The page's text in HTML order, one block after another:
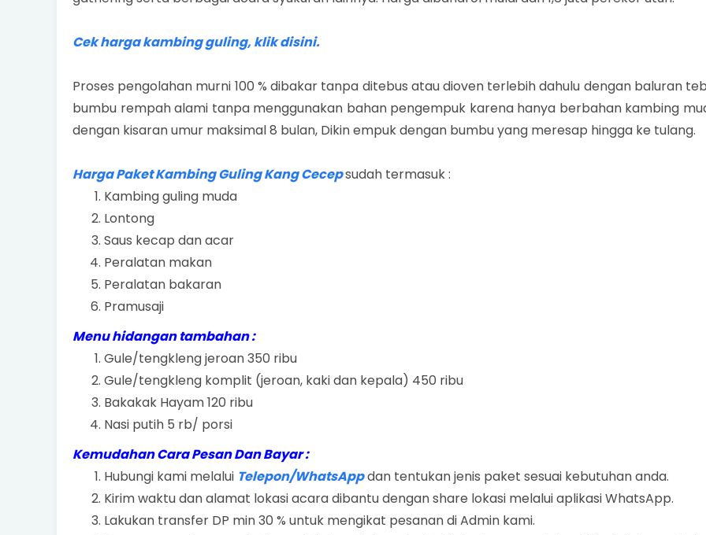
Cek harga kambing guling, klik disini.
Proses pengolahan murni 100 % dibakar tanpa ditebus atau dioven terlebih dahulu dengan baluran
bumbu rempah alami tanpa menggunakan bahan pengempuk karena hanya berbahan kambing
dengan kisaran umur maksimal 8 bulan, Dikin empuk dengan bumbu yang meresap hingga ke tulang.
Harga Paket Kambing Guling Kang Cecepsudah termasuk :
Kambing guling muda
Lontong
Saus kecap dan acar
Peralatan makan
Peralatan bakaran
Pramusaji
Menu hidangan tambahan :
Gule/tengkleng jeroan 350 ribu
Gule/tengkleng komplit (jeroan, kaki dan kepala) 450 ribu
Bakakak Hayam 120 ribu
Nasi putih 5 rb/ porsi
Kemudahan Cara Pesan Dan Bayar :
Hubungi kami melalui Telepon/WhatsAppdan tentukan jenis paket sesuai kebutuhan anda.
Kirim waktu dan alamat lokasi acara dibantu dengan share lokasi melalui aplikasi WhatsApp.
Lakukan transfer DP min 30 % untuk mengikat pesanan di Admin kami.